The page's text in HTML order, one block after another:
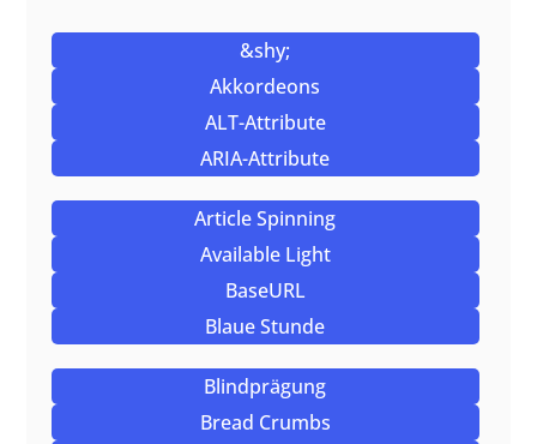
&shy;
Akkordeons
ALT-Attribute
ARIA-Attribute
Article Spinning
Available Light
BaseURL
Blaue Stunde
Blindprägung
Bread Crumbs